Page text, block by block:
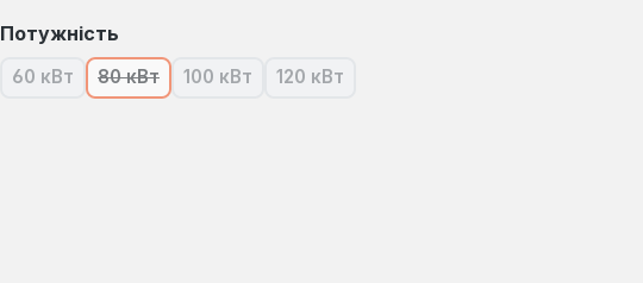
Виберіть
Потужність
60 кВт(Ця опція наразі недоступна.)
80 кВт(Ця опція наразі недоступна.)
100 кВт(Ця опція наразі недоступна.)
120 кВт(Ця опція наразі недоступна.)